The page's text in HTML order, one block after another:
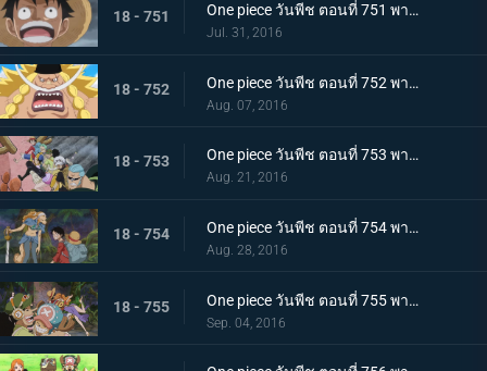
18 - 751 One piece วันพีช ตอนที่ 751 พากย์ไทย การผจญภัยครั้งใหม่ถึงแล้ว โซ เกาะลึกลับ!
Jul. 31, 2016
18 - 752 One piece วันพีช ตอนที่ 752 พากย์ไทย เจ็ดเทพโจรสลัดคนใหม่! ลูกชายของหนวดขาวในตำนานปรากฏตัว!
Aug. 07, 2016
18 - 753 One piece วันพีช ตอนที่ 753 พากย์ไทย ไฟระห่ำท้าตาย! การผจญภัยครั้งใหญ่บนหลังช้างยักษ์!
Aug. 21, 2016
18 - 754 One piece วันพีช ตอนที่ 754 พากย์ไทย เปิดฉากการต่อสู้! ลูฟี่ ปะทะ เผ่ามิงค์!
Aug. 28, 2016
18 - 755 One piece วันพีช ตอนที่ 755 พากย์ไทย การ์ชู! กลุ่มหมวกฟางกลับมารวมตัวกันอีกครั้ง!
Sep. 04, 2016